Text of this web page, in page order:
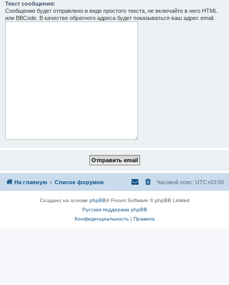
Текст сообщения:
Сообщение будет отправлено в виде простого текста, не включайте в него HTML
или BBCode. В качестве обратного адреса будет показываться ваш адрес email.
На главную Список форумов Часовой пояс: UTC+03:00
Создано на основе phpBB® Forum Software © phpBB Limited
Русская поддержка phpBB
Конфиденциальность| Правила